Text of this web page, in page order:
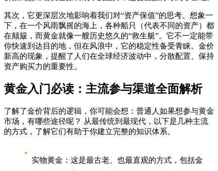
其次，它更深层次地影响着我们对“资产保值”的思考。想象一
下，在一个风雨飘摇的海上，各种船只（代表不同的资产）都
在颠簸，而黄金就像一艘历史悠久的“救生艇”。它不一定能带
你快速到达目的地，但在风浪中，它的稳定性备受青睐。金价
新高的现象，提醒了人们在全球经济波动中，分散配置、保持
资产购买力的重要性。
黄金入门必读：主流参与渠道全面解析
了解了金价背后的逻辑，你可能会想：普通人如果想参与黄金
市场，有哪些途径呢？ 从最传统到最现代，以下是几种主流
的方式，了解它们有助于你建立完整的知识体系。
实物黄金 ：这是最古老、也最直观的方式，包括金